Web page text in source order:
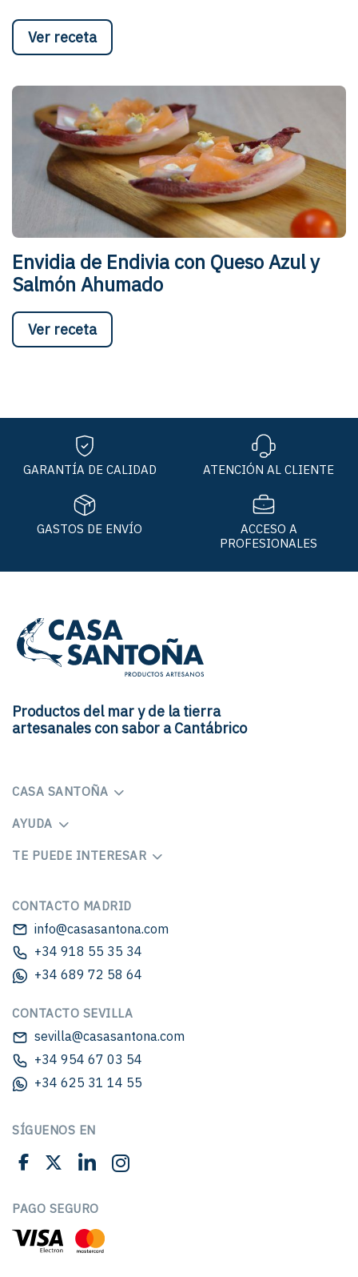
Ver receta
Envidia de Endivia con Queso Azul y
Salmón Ahumado
Ver receta
GARANTÍA DE CALIDAD ATENCIÓN AL CLIENTE
GASTOS DE ENVÍO
ACCESO A
PROFESIONALES
Productos del mar y de la tierra
artesanales con sabor a Cantábrico
CASA SANTOÑA
AYUDA
TE PUEDE INTERESAR
CONTACTO MADRID
info@casasantona.com
+34 918 55 35 34
+34 689 72 58 64
CONTACTO SEVILLA
sevilla@casasantona.com
+34 954 67 03 54
+34 625 31 14 55
SÍGUENOS EN
PAGO SEGURO